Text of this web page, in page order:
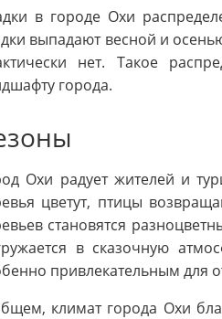
в городе Охи
выпадают весной и
нет. Такое
города.
Охи радует жителей и
цветут, птицы
становятся
в сказочную
привлекательным для
климат города Охи